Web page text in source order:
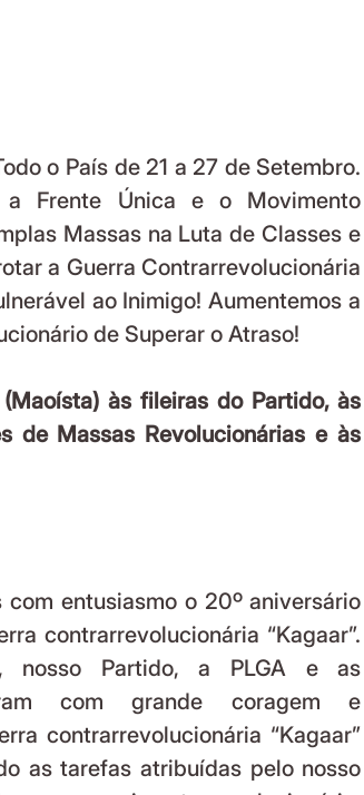
o País de 21 a 27 de Setembro.
a Frente Única e o Movimento
Massas na Luta de Classes e
a Guerra Contrarrevolucionária
ao Inimigo! Aumentemos a
de Superar o Atraso!
às fileiras do Partido, às
de Massas Revolucionárias e às
contrarrevolucionária “Kagaar”.
nosso Partido, a PLGA e as
com grande coragem e
contrarrevolucionária “Kagaar”
as tarefas atribuídas pelo nosso